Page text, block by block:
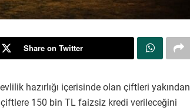
Share on Twitter
hazırlığı içerisinde olan çiftleri yakından
150 bin TL faizsiz kredi verileceğini